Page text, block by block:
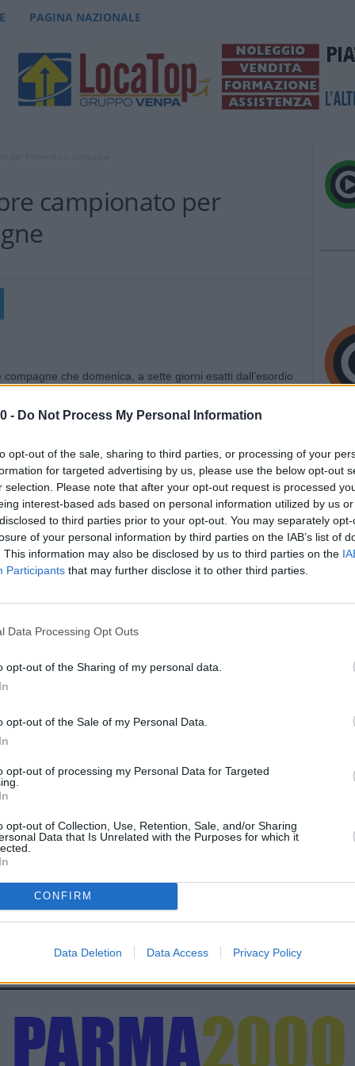
- Do Not Process My Personal Information
opt-out of the sale, sharing to third parties, or processing of your
for targeted advertising by us, please use the below opt-out
selection. Please note that after your opt-out request is processed
interest-based ads based on personal information utilized by us
to third parties prior to your opt-out. You may separately
of your personal information by third parties on the IAB’s list of
This information may also be disclosed by us to third parties on the
Participants that may further disclose it to other third parties.
Data Processing Opt Outs
opt-out of the Sharing of my personal data.
opt-out of the Sale of my Personal Data.
opt-out of processing my Personal Data for Targeted
opt-out of Collection, Use, Retention, Sale, and/or Sharing
Data that Is Unrelated with the Purposes for which it
CONFIRM
Data Deletion Data Access Privacy Policy
PAGINA NAZIONALE
campionato per
che domenica, a sette giorni esatti dall’esordio
A. Le due formazioni, sicuramente tra le più giovani
gli impegni pubblici della formazione neroverde:
saranno ospiti del The End Party, organizzato
il Temple di Sassuolo. Alle 21.00 Pincerato e compagne
ai tifosi nella bella cornice del Parco Ducale.